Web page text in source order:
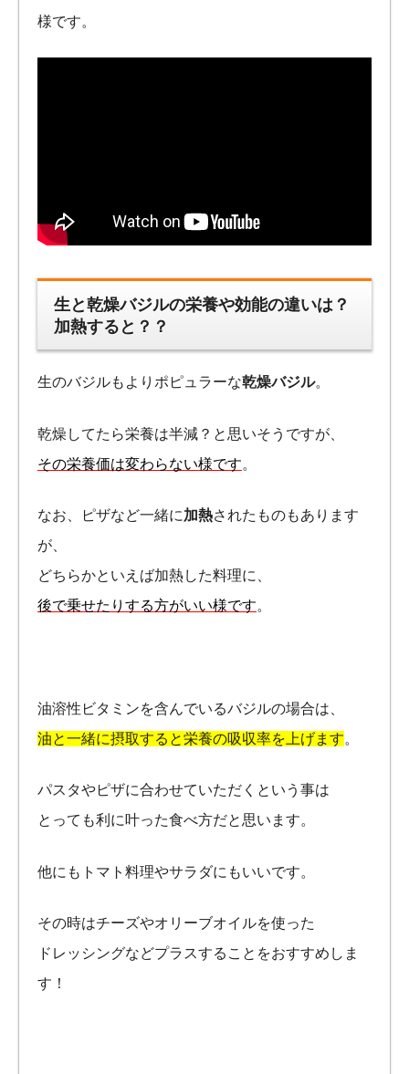
様です。
生と乾燥バジルの栄養や効能の違いは？
加熱すると？？
生のバジルもよりポピュラーな乾燥バジル。
乾燥してたら栄養は半減？と思いそうですが、
その栄養価は変わらない様です。
なお、ピザなど一緒に加熱されたものもあります
が、
どちらかといえば加熱した料理に、
後で乗せたりする方がいい様です。
油溶性ビタミンを含んでいるバジルの場合は、
油と一緒に摂取すると栄養の吸収率を上げます。
パスタやピザに合わせていただくという事は
とっても利に叶った食べ方だと思います。
他にもトマト料理やサラダにもいいです。
その時はチーズやオリーブオイルを使った
ドレッシングなどプラスすることをおすすめしま
す！